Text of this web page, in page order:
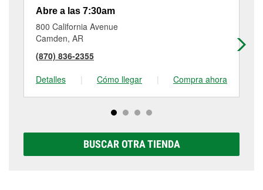
Abre a las 7:30am
800 California Avenue
Camden, AR
(870) 836-2355
Detalles
| Cómo llegar | Compra ahora
BUSCAR OTRA TIENDA